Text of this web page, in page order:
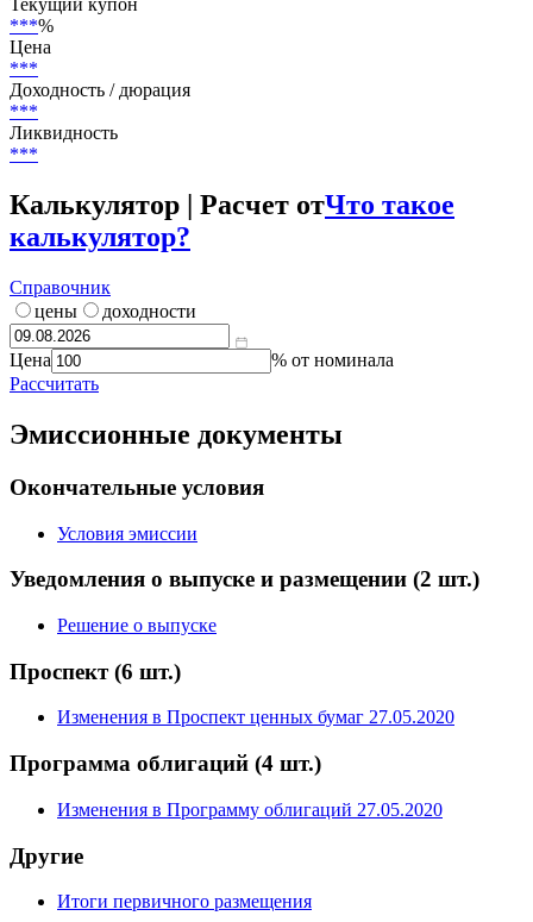
***
Страна риска
Россия
Текущий купон
***
Цена
***
***
Ликвидность
***
Калькулятор | Расчет от
калькулятор?
Справочник
цены
Цена
% от номинала
Окончательные условия
Условия эмиссии
Уведомления о выпуске и размещении
Решение о выпуске
Проспект (6 шт.)
Изменения в Проспект ценных бумаг 27.05.2020
Программа облигаций
Изменения в Программу облигаций 27.05.2020